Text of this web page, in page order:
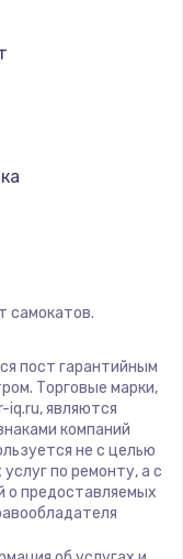
самокатов.
пост гарантийным
Торговые марки,
iq.ru, являются
компаний
не с целью
по ремонту, а с
о предоставляемых